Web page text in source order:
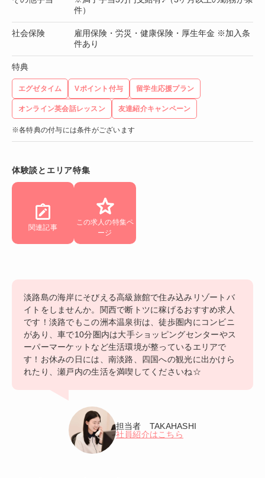
件）
社会保険
雇用保険・労災・健康保険・厚生年金 ※加入条
件あり
特典
エグゼタイム Vポイント付与 留学生応援プラン
オンライン英会話レッスン 友達紹介キャンペーン
※各特典の付与には条件がございます
体験談とエリア特集
関連記事
この求人の特集ペ
ージ
淡路島の海岸にそびえる高級旅館で住み込みリゾートバ
イトをしませんか。関西で断トツに稼げるおすすめ求人
です！淡路でもこの洲本温泉街は、徒歩圏内にコンビニ
があり、車で10分圏内は大手ショッピングセンターやス
ーパーマーケットなど生活環境が整っているエリアで
す！お休みの日には、南淡路、四国への観光に出かけら
れたり、瀬戸内の生活を満喫してくださいね☆
担当者 TAKAHASHI
社員紹介はこちら